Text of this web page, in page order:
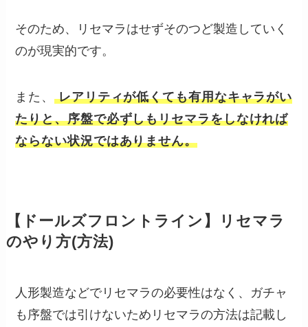
そのため、リセマラはせずそのつど製造していく
のが現実的です。
また、レアリティが低くても有用なキャラがい
たりと、序盤で必ずしもリセマラをしなければ
ならない状況ではありません。
【ドールズフロントライン】リセマラ
のやり方(方法)
人形製造などでリセマラの必要性はなく、ガチャ
も序盤では引けないためリセマラの方法は記載し